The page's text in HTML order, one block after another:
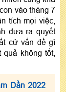
vào tháng 7
tích mọi việc,
đưa ra quyết
cứ vấn đề gì
không tốt,
Dần 2022